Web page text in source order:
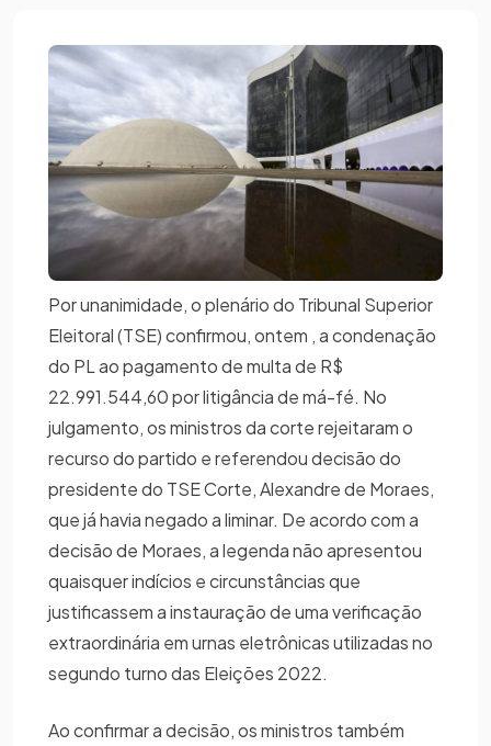
Por unanimidade, o plenário do Tribunal Superior
Eleitoral (TSE) confirmou, ontem , a condenação
do PL ao pagamento de multa de R$
22.991.544,60 por litigância de má-fé. No
julgamento, os ministros da corte rejeitaram o
recurso do partido e referendou decisão do
presidente do TSE Corte, Alexandre de Moraes,
que já havia negado a liminar. De acordo com a
decisão de Moraes, a legenda não apresentou
quaisquer indícios e circunstâncias que
justificassem a instauração de uma verificação
extraordinária em urnas eletrônicas utilizadas no
segundo turno das Eleições 2022.
Ao confirmar a decisão, os ministros também